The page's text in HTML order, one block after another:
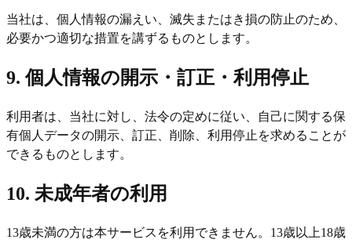
当社は、個人情報の漏えい、滅失またはき損の防止のため、
必要かつ適切な措置を講ずるものとします。
9. 個人情報の開示・訂正・利用停止
利用者は、当社に対し、法令の定めに従い、自己に関する保
有個人データの開示、訂正、削除、利用停止を求めることが
できるものとします。
10. 未成年者の利用
13歳未満の方は本サービスを利用できません。13歳以上18歳